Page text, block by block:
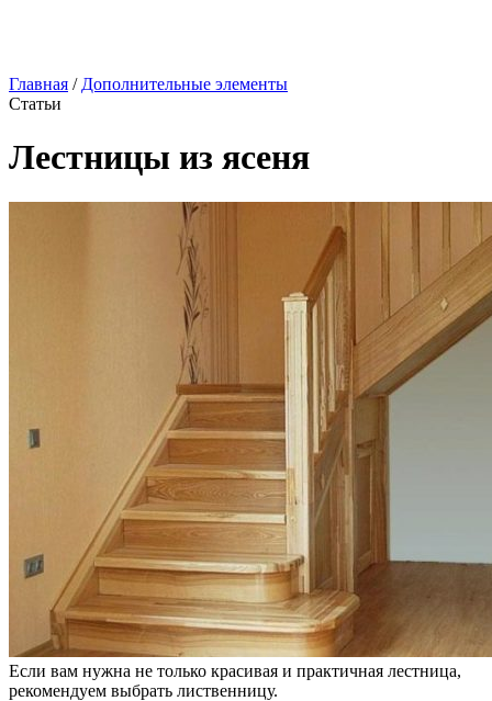
Главная / Дополнительные элементы
Статьи
Лестницы из ясеня
Если вам нужна не только красивая и практичная лестница,
рекомендуем выбрать лиственницу.